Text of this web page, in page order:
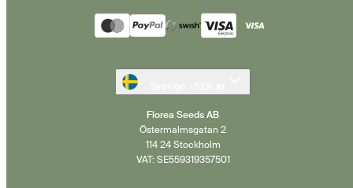
Betalningsmetoder
Florea Seeds AB
Östermalmsgatan 2
114 24 Stockholm
VAT: SE559319357501